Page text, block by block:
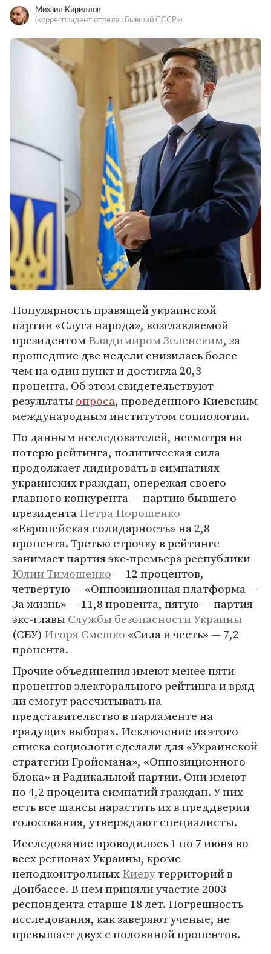
Михаил Кириллов
(корреспондент отдела «Бывший СССР»)
Популярность правящей украинской
партии «Слуга народа», возглавляемой
президентомВладимиром Зеленским, за
прошедшие две недели снизилась более
чем на один пункт и достигла 20,3
процента. Об этом свидетельствуют
результатыопроса, проведенного Киевским
международным институтом социологии.
По данным исследователей, несмотря на
потерю рейтинга, политическая сила
продолжает лидировать в симпатиях
украинских граждан, опережая своего
главного конкурента — партию бывшего
президентаПетра Порошенко
«Европейская солидарность» на 2,8
процента. Третью строчку в рейтинге
занимает партия экс-премьера республики
Юлии Тимошенко — 12 процентов,
четвертую — «Оппозиционная платформа —
За жизнь» — 11,8 процента, пятую — партия
экс-главыСлужбы безопасности Украины
(СБУ) Игоря Смешко «Сила и честь» — 7,2
процента.
Прочие объединения имеют менее пяти
процентов электорального рейтинга и вряд
ли смогут рассчитывать на
представительство в парламенте на
грядущих выборах. Исключение из этого
списка социологи сделали для «Украинской
стратегии Гройсмана», «Оппозиционного
блока» и Радикальной партии. Они имеют
по 4,2 процента симпатий граждан. У них
есть все шансы нарастить их в преддверии
голосования, утверждают специалисты.
Исследование проводилось 1 по 7 июня во
всех регионах Украины, кроме
неподконтрольныхКиевутерриторий в
Донбассе. В нем приняли участие 2003
респондента старше 18 лет. Погрешность
исследования, как заверяют ученые, не
превышает двух с половиной процентов.